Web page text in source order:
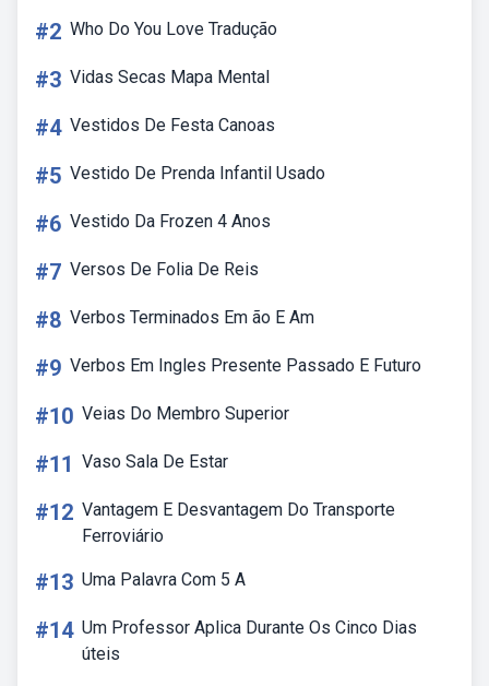
#2 Who Do You Love Tradução
#3 Vidas Secas Mapa Mental
#4 Vestidos De Festa Canoas
#5 Vestido De Prenda Infantil Usado
#6 Vestido Da Frozen 4 Anos
#7 Versos De Folia De Reis
#8 Verbos Terminados Em ão E Am
#9 Verbos Em Ingles Presente Passado E Futuro
#10 Veias Do Membro Superior
#11 Vaso Sala De Estar
#12 Vantagem E Desvantagem Do Transporte
Ferroviário
#13 Uma Palavra Com 5 A
#14 Um Professor Aplica Durante Os Cinco Dias
úteis